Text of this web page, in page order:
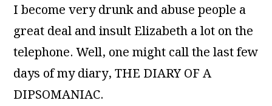
I become very drunk and abuse people a
great deal and insult Elizabeth a lot on the
telephone. Well, one might call the last few
days of my diary, THE DIARY OF A
DIPSOMANIAC.